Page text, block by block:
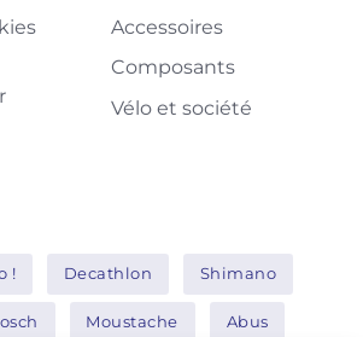
Accessoires
Composants
Vélo et société
! Decathlon Shimano
Moustache Abus